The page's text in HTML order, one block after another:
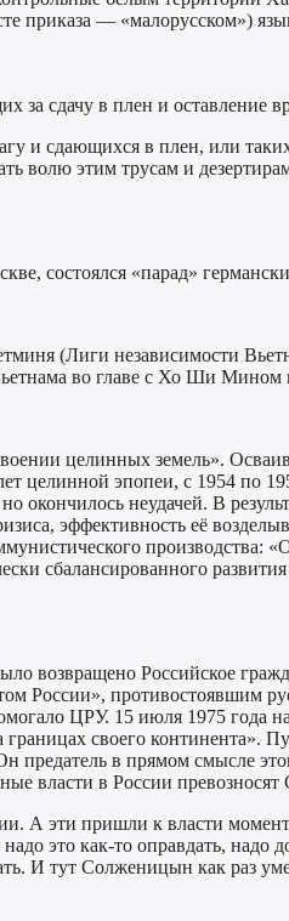
приказа — «малорусском»)
сдачу в плен и оставление
и сдающихся в плен, или
волю этим трусам и
состоялся «парад»
(Лиги независимости
во главе с Хо Ши
целинных земель».
целинной эпопеи, с 1954 по
окончилось неудачей. В
эффективность её
производства:
сбалансированного
возвращено Российское
России», противостоявшим
ЦРУ. 15 июля 1975
своего континента».
в прямом смысле
власти в России
А эти пришли к власти
это как-то оправдать, надо
И тут Солженицын как раз